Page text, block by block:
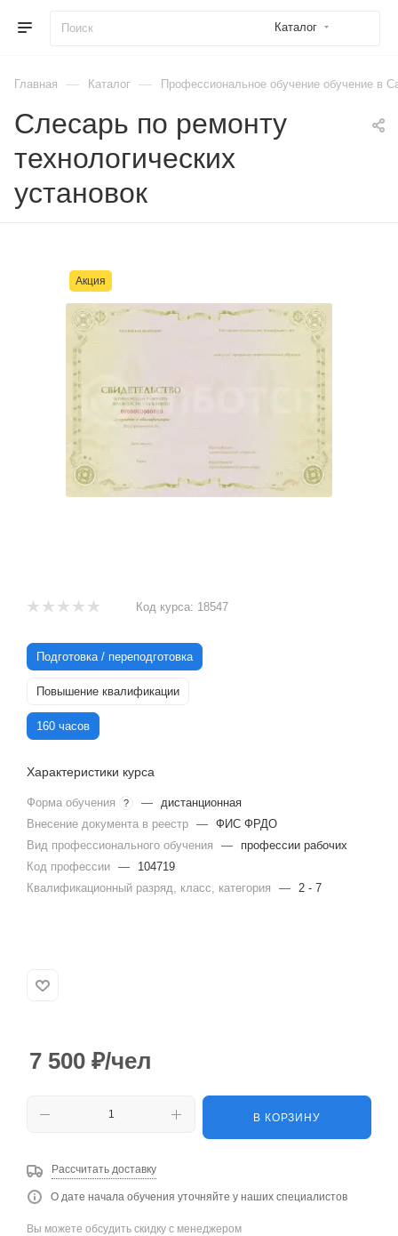
Каталог
Главная — Каталог — Профессиональное обучение обучение в
Слесарь по ремонту
технологических
установок
Акция
Код курса: 18547
Подготовка / переподготовка
Повышение квалификации
160 часов
Характеристики курса
Форма обучения ? —
дистанционная
Внесение документа в реестр — ФИС ФРДО
Вид профессионального обучения
—
профессии рабочих
Код профессии —
104719
Квалификационный разряд, класс, категория
— 2 - 7
7 500 ₽/чел
В КОРЗИНУ
Рассчитать доставку
О дате начала обучения уточняйте у наших специалистов
Вы можете обсудить скидку с менеджером